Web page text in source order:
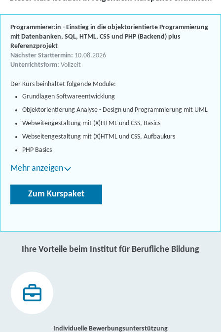
Programmierer:in - Einstieg in die objektorientierte Programmierung
mit Datenbanken, SQL, HTML, CSS und PHP (Backend) plus
Referenzprojekt
Nächster Starttermin: 10.08.2026
Unterrichtsform: Vollzeit
Der Kurs beinhaltet folgende Module:
Grundlagen Softwareentwicklung
Objektorientierung Analyse - Design und Programmierung mit UML
Webseitengestaltung mit (X)HTML und CSS, Basics
Webseitengestaltung mit (X)HTML und CSS, Aufbaukurs
PHP Basics
Mehr anzeigen
Zum Kurspaket
Ihre Vorteile beim Institut für Berufliche Bildung
Individuelle Bewerbungsunterstützung